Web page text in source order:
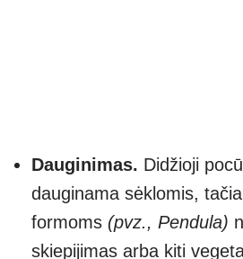
Dauginimas. Didžioji
dauginama sėklomis,
formoms (pvz., Pendula)
skiepijimas arba kiti